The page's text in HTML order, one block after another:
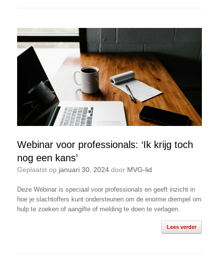
Webinar voor professionals: ‘Ik krijg toch
nog een kans’
Geplaatst op januari 30, 2024 door MVG-lid
Deze Webinar is speciaal voor professionals en geeft inzicht in
hoe je slachtoffers kunt ondersteunen om de enorme drempel om
hulp te zoeken of aangifte of melding te doen te verlagen.
Lees verder